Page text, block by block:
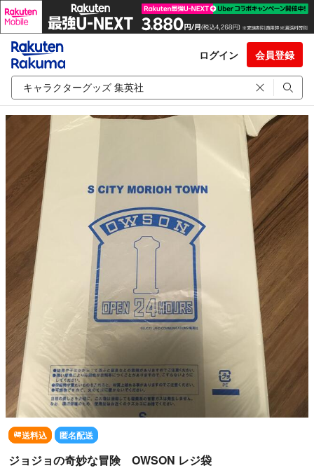
ログイン 会員登録
送料込 匿名配送
ジョジョの奇妙な冒険 OWSON レジ袋